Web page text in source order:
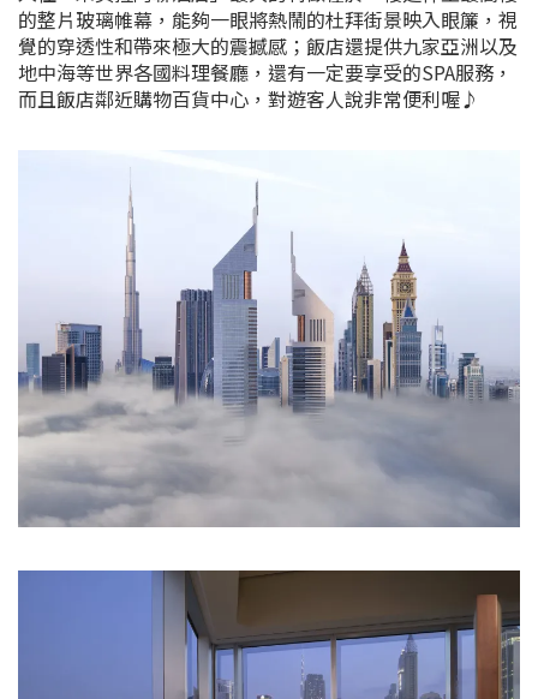
的整片玻璃帷幕，能夠一眼將熱鬧的杜拜街景映入眼簾，視
覺的穿透性和帶來極大的震撼感；飯店還提供九家亞洲以及
地中海等世界各國料理餐廳，還有一定要享受的SPA服務，
而且飯店鄰近購物百貨中心，對遊客人說非常便利喔♪